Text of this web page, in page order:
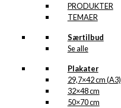
PRODUKTER
TEMAER
Særtilbud
Se alle
Plakater
29,7×42 cm (A3)
32×48 cm
50×70 cm